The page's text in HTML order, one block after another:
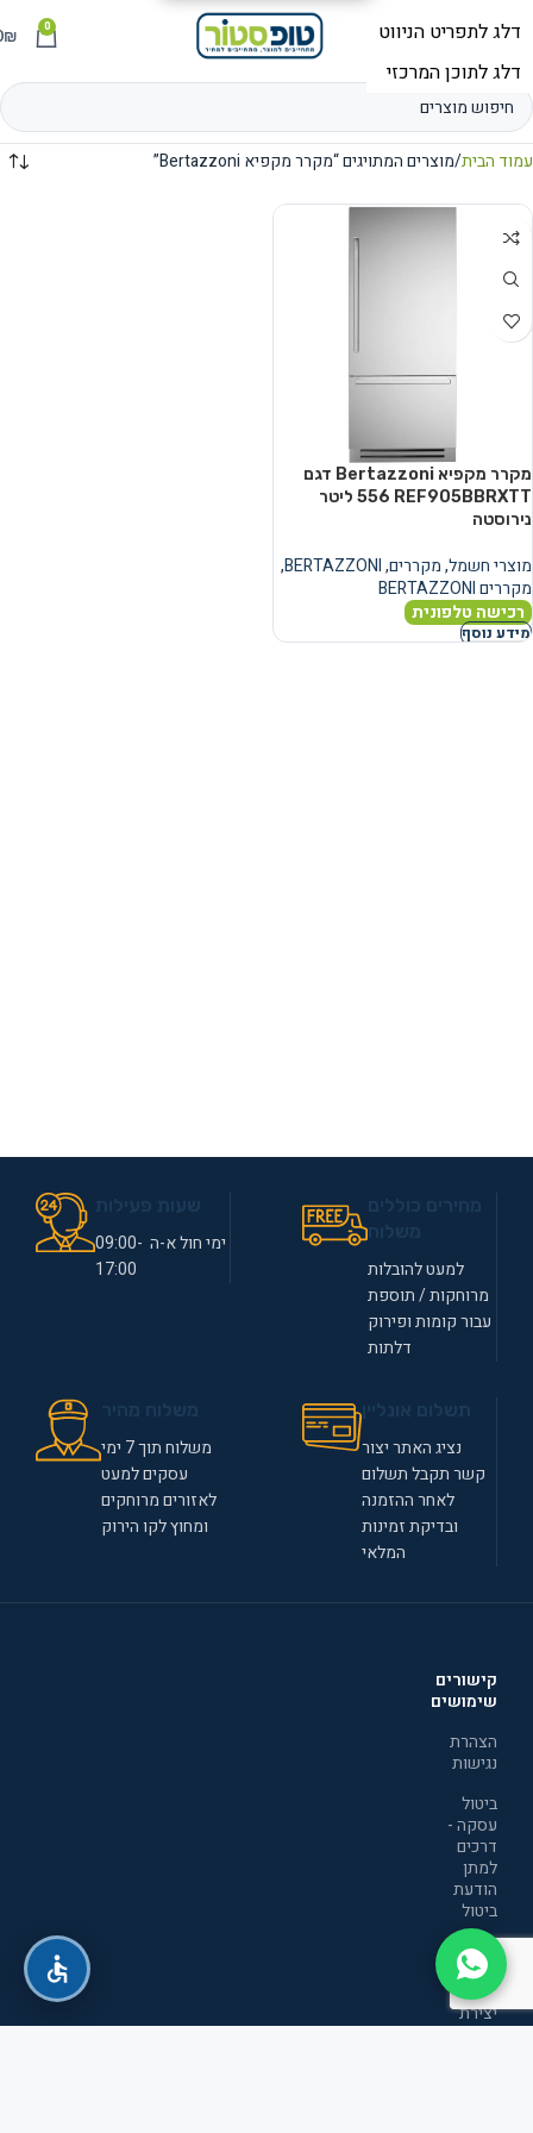
תפריט 0
₪
עמוד הבית מוצרים המתויגים “מקרר מקפיא Bertazzoni”
מקרר מקפיא Bertazzoni דגם
REF905BBRXTT ‏556 ‏ליטר
נירוסטה
מוצרי חשמל,מקררים,
BERTAZZONI
,
מקררים BERTAZZONI
רכישה טלפונית
מידע נוסף
למעט להובלות
מרוחקות / תוספת
עבור קומות ופירוק
דלתות
ימי חול א-ה 09:00-
17:00
נציג האתר יצור
קשר תקבל תשלום
לאחר ההזמנה
ובדיקת זמינות
המלאי
משלוח תוך 7 ימי
עסקים למעט
לאזורים מרוחקים
ומחוץ לקו הירוק
קישורים
שימושים
הצהרת
נגישות
ביטול
עסקה -
דרכים
למתן
הודעת
ביטול
מדיניות
הפרטיות
יצירת